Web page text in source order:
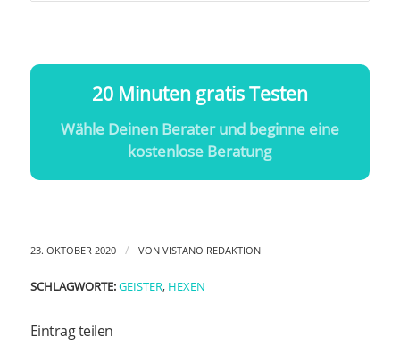
20 Minuten gratis Testen
Wähle Deinen Berater und beginne eine
kostenlose Beratung
23. OKTOBER 2020 / VON VISTANO REDAKTION
SCHLAGWORTE: GEISTER, HEXEN
Eintrag teilen